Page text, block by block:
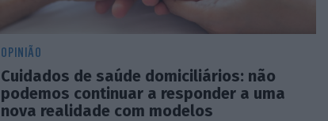
OPINIÃO
Cuidados de saúde domiciliários: não
podemos continuar a responder a uma
nova realidade com modelos